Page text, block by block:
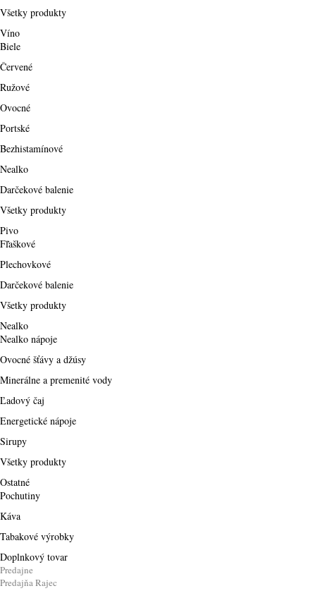
Všetky produkty
Víno
Biele
Červené
Ružové
Ovocné
Portské
Bezhistamínové
Nealko
Darčekové balenie
Všetky produkty
Pivo
Fľaškové
Plechovkové
Darčekové balenie
Všetky produkty
Nealko
Nealko nápoje
Ovocné šťávy a džúsy
Minerálne a premenité vody
Ľadový čaj
Energetické nápoje
Sirupy
Všetky produkty
Ostatné
Pochutiny
Káva
Tabakové výrobky
Doplnkový tovar
Predajne
Predajňa Rajec